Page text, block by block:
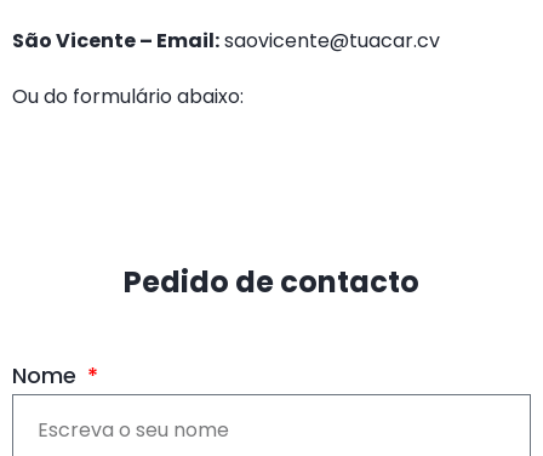
São Vicente – Email:saovicente@tuacar.cv
Ou do formulário abaixo:
Pedido de contacto
Nome